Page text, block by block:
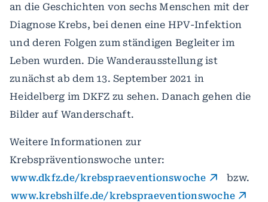
an die Geschichten von sechs Menschen mit der
Diagnose Krebs, bei denen eine HPV-Infektion
und deren Folgen zum ständigen Begleiter im
Leben wurden. Die Wanderausstellung ist
zunächst ab dem 13. September 2021 in
Heidelberg im DKFZ zu sehen. Danach gehen die
Bilder auf Wanderschaft.
Weitere Informationen zur
Krebspräventionswoche unter:
www.dkfz.de/krebspraeventionswoche
bzw.
www.krebshilfe.de/krebspraeventionswoche